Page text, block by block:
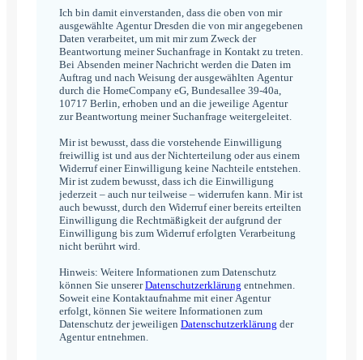
Ich bin damit einverstanden, dass die oben von mir
ausgewählte Agentur Dresden die von mir angegebenen
Daten verarbeitet, um mit mir zum Zweck der
Beantwortung meiner Suchanfrage in Kontakt zu treten.
Bei Absenden meiner Nachricht werden die Daten im
Auftrag und nach Weisung der ausgewählten Agentur
durch die HomeCompany eG, Bundesallee 39-40a,
10717 Berlin, erhoben und an die jeweilige Agentur
zur Beantwortung meiner Suchanfrage weitergeleitet.
Mir ist bewusst, dass die vorstehende Einwilligung
freiwillig ist und aus der Nichterteilung oder aus einem
Widerruf einer Einwilligung keine Nachteile entstehen.
Mir ist zudem bewusst, dass ich die Einwilligung
jederzeit – auch nur teilweise – widerrufen kann. Mir ist
auch bewusst, durch den Widerruf einer bereits erteilten
Einwilligung die Rechtmäßigkeit der aufgrund der
Einwilligung bis zum Widerruf erfolgten Verarbeitung
nicht berührt wird.
Hinweis: Weitere Informationen zum Datenschutz
können Sie unsererDatenschutzerklärung entnehmen.
Soweit eine Kontaktaufnahme mit einer Agentur
erfolgt, können Sie weitere Informationen zum
Datenschutz der jeweiligen Datenschutzerklärung der
Agentur entnehmen.